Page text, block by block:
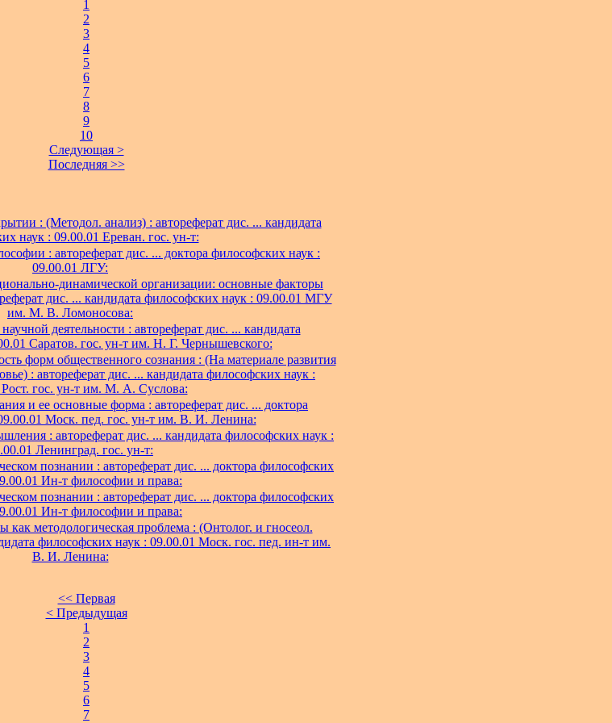
1
2
3
4
5
6
7
8
9
10
Следующая >
Последняя >>
: (Методол. анализ) : автореферат дис. ... кандидата
наук : 09.00.01 Ереван. гос. ун-т:
: автореферат дис. ... доктора философских наук :
09.00.01 ЛГУ:
динамической организации: основные факторы
дис. ... кандидата философских наук : 09.00.01 МГУ
им. М. В. Ломоносова:
деятельности : автореферат дис. ... кандидата
Саратов. гос. ун-т им. Н. Г. Чернышевского:
форм общественного сознания : (На материале развития
: автореферат дис. ... кандидата философских наук :
Рост. гос. ун-т им. М. А. Суслова:
и ее основные форма : автореферат дис. ... доктора
Моск. пед. гос. ун-т им. В. И. Ленина:
: автореферат дис. ... кандидата философских наук :
Ленинград. гос. ун-т:
познании : автореферат дис. ... доктора философских
Ин-т философии и права:
познании : автореферат дис. ... доктора философских
Ин-т философии и права:
методологическая проблема : (Онтолог. и гносеол.
философских наук : 09.00.01 Моск. гос. пед. ин-т им.
В. И. Ленина:
<< Первая
< Предыдущая
1
2
3
4
5
6
7